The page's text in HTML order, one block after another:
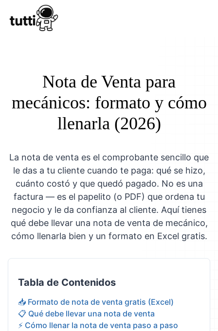
Nota de Venta para
mecánicos: formato y cómo
llenarla (2026)
La nota de venta es el comprobante sencillo que
le das a tu cliente cuando te paga: qué se hizo,
cuánto costó y que quedó pagado. No es una
factura — es el papelito (o PDF) que ordena tu
negocio y le da confianza al cliente. Aquí tienes
qué debe llevar una nota de venta de mecánico,
cómo llenarla bien y un formato en Excel gratis.
Tabla de Contenidos
📥 Formato de nota de venta gratis (Excel)
📋 Qué debe llevar una nota de venta
⚡ Cómo llenar la nota de venta paso a paso